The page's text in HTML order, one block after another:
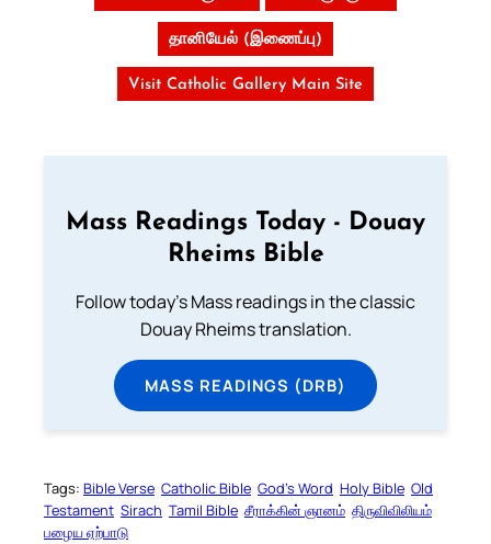
தானியேல் (இணைப்பு)
Visit Catholic Gallery Main Site
Mass Readings Today - Douay
Rheims Bible
Follow today's Mass readings in the classic
Douay Rheims translation.
MASS READINGS (DRB)
Tags: Bible Verse Catholic Bible God’s Word Holy Bible Old
Testament Sirach Tamil Bible சீராக்கின் ஞானம் திருவிவிலியம்
பழைய ஏற்பாடு